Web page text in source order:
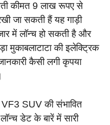
कीमत 9 लाख रूपए से
जा सकती हैं यह गाड़ी
में लॉन्च हो सकती है और
मुकाबलाटाटा की इलेक्ट्रिक
कैसी लगी कृपया
SUV की संभावित
डेट के बारें में सारी